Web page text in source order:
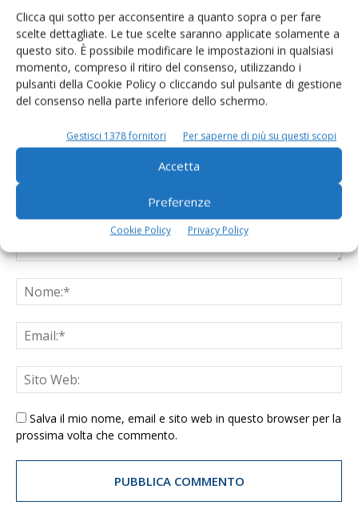
Clicca qui sotto per acconsentire a quanto sopra o per fare
scelte dettagliate. Le tue scelte saranno applicate solamente a
questo sito. È possibile modificare le impostazioni in qualsiasi
momento, compreso il ritiro del consenso, utilizzando i
pulsanti della Cookie Policy o cliccando sul pulsante di gestione
del consenso nella parte inferiore dello schermo.
Gestisci 1378 fornitori Per saperne di più su questi scopi
Accetta
Preferenze
Cookie Policy Privacy Policy
LASCIA UN COMMENTO
Salva il mio nome, email e sito web in questo browser per la
prossima volta che commento.